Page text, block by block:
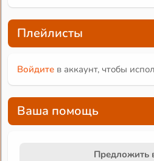
Плейлисты
Войдите в аккаунт, чтобы
Ваша помощь
Предложить